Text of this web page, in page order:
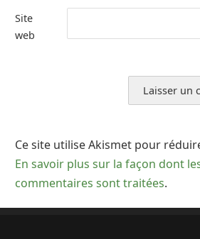
Site
web
Ce site utilise Akismet pour
En savoir plus sur la façon dont
commentaires sont traitées.